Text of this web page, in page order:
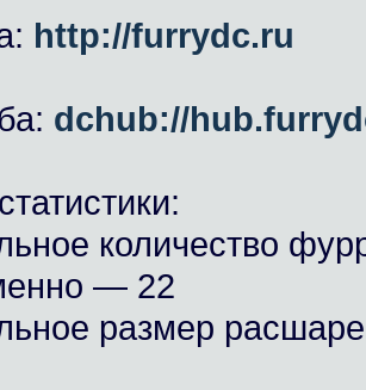
http://furrydc.ru
dchub://
количество
— 22
размер